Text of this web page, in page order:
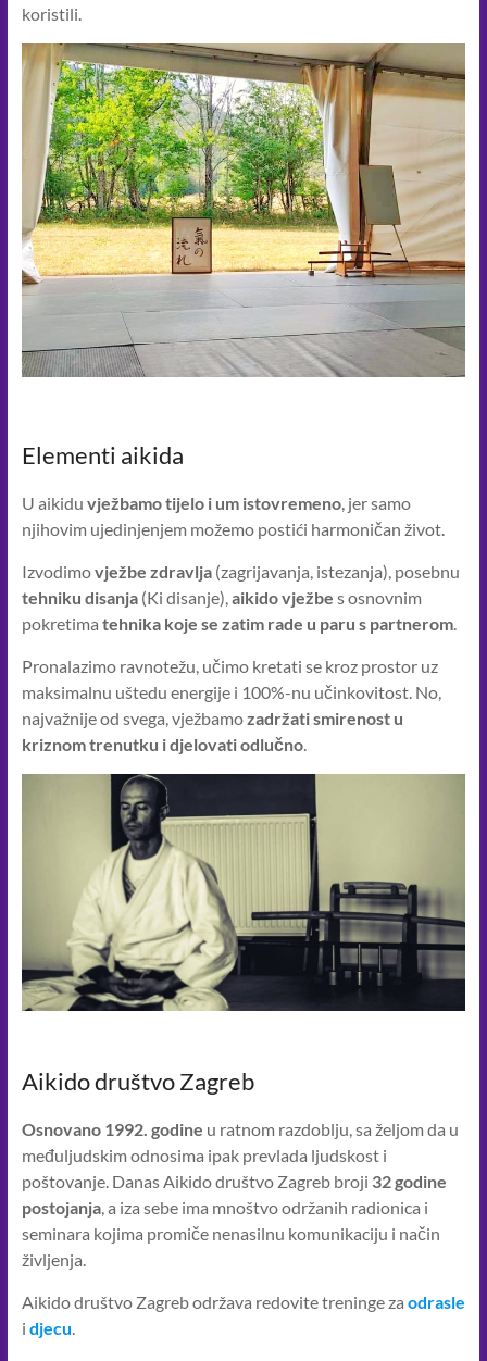
koristili.
Elementi aikida
U aikidu vježbamo tijelo i um istovremeno, jer samo
njihovim ujedinjenjem možemo postići harmoničan život.
Izvodimovježbe zdravlja(zagrijavanja, istezanja), posebnu
tehniku disanja (Ki disanje), aikido vježbe s osnovnim
pokretima tehnika koje se zatim rade u paru s partnerom.
Pronalazimo ravnotežu, učimo kretati se kroz prostor uz
maksimalnu uštedu energije i 100%-nu učinkovitost. No,
najvažnije od svega, vježbamozadržati smirenost u
kriznom trenutku i djelovati odlučno.
Aikido društvo Zagreb
Osnovano 1992. godine u ratnom razdoblju, sa željom da u
međuljudskim odnosima ipak prevlada ljudskost i
poštovanje. Danas Aikido društvo Zagreb broji 32 godine
postojanja, a iza sebe ima mnoštvo održanih radionica i
seminara kojima promiče nenasilnu komunikaciju i način
življenja.
Aikido društvo Zagreb održava redovite treninge za odrasle
i djecu